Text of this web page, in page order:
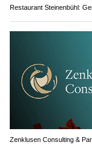
Restaurant Steinenbühl:
Zenklusen Consulting &